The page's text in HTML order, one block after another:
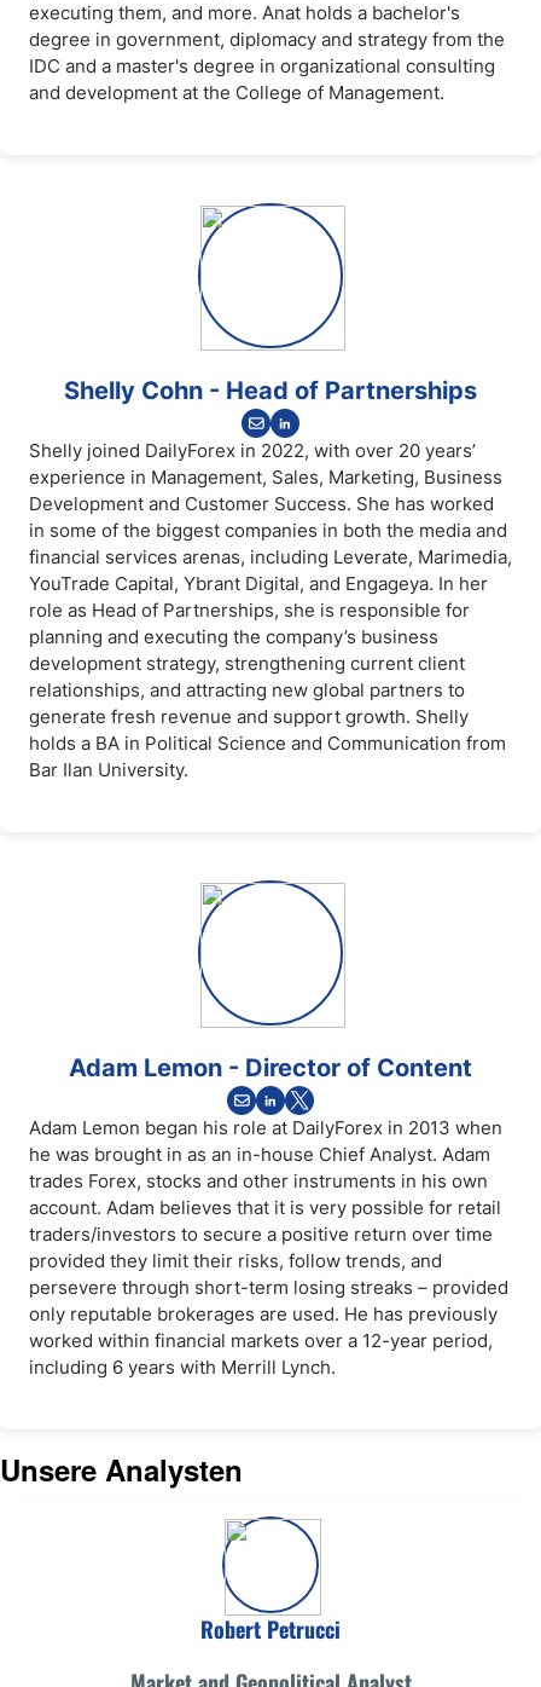
executing them, and more. Anat holds a bachelor's
degree in government, diplomacy and strategy from the
IDC and a master's degree in organizational consulting
and development at the College of Management.
Shelly Cohn - Head of Partnerships
Shelly joined DailyForex in 2022, with over 20 years’
experience in Management, Sales, Marketing, Business
Development and Customer Success. She has worked
in some of the biggest companies in both the media and
financial services arenas, including Leverate, Marimedia,
YouTrade Capital, Ybrant Digital, and Engageya. In her
role as Head of Partnerships, she is responsible for
planning and executing the company’s business
development strategy, strengthening current client
relationships, and attracting new global partners to
generate fresh revenue and support growth. Shelly
holds a BA in Political Science and Communication from
Bar Ilan University.
Adam Lemon - Director of Content
Adam Lemon began his role at DailyForex in 2013 when
he was brought in as an in-house Chief Analyst. Adam
trades Forex, stocks and other instruments in his own
account. Adam believes that it is very possible for retail
traders/investors to secure a positive return over time
provided they limit their risks, follow trends, and
persevere through short-term losing streaks – provided
only reputable brokerages are used. He has previously
worked within financial markets over a 12-year period,
including 6 years with Merrill Lynch.
Unsere Analysten
Robert Petrucci